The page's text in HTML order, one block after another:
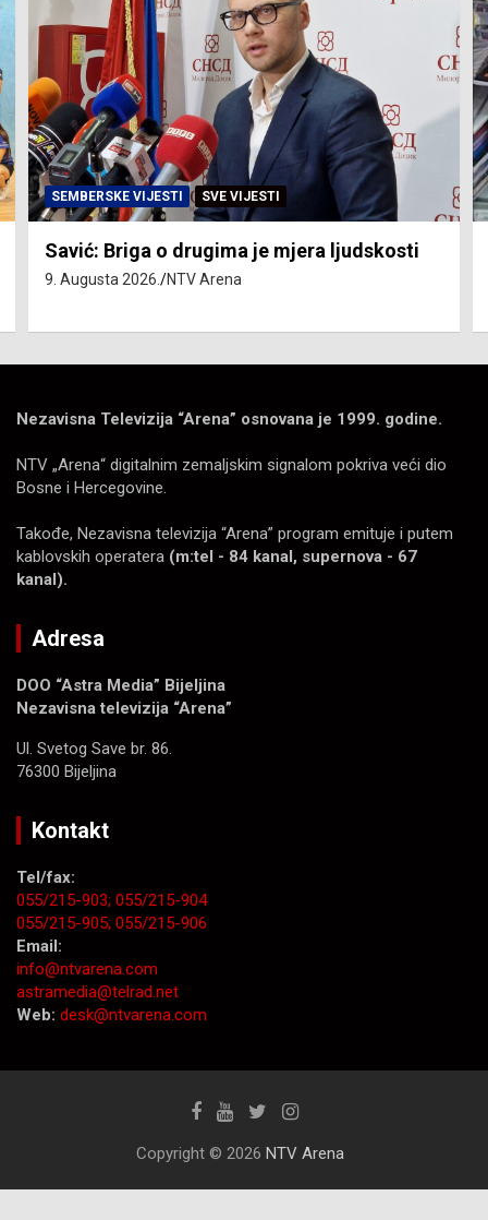
SVE VIJESTI ZEMLJA
Počela podjela besplatnih udžbenika za više
od 80.000 učenika
Nezavisna Televizija “Arena” osnovana je 1999. godine.
NTV „Arena“ digitalnim zemaljskim signalom pokriva veći dio
Bosne i Hercegovine.
Takođe, Nezavisna televizija “Arena” program emituje i putem
kablovskih operatera (m:tel - 84 kanal, supernova - 67
kanal).
Adresa
DOO “Astra Media” Bijeljina
Nezavisna televizija “Arena”
Ul. Svetog Save br. 86.
76300 Bijeljina
Kontakt
Tel/fax:
055/215-903; 055/215-904
055/215-905; 055/215-906
Email:
info@ntvarena.com
astramedia@telrad.net
Web: desk@ntvarena.com
Copyright © 2026 NTV Arena